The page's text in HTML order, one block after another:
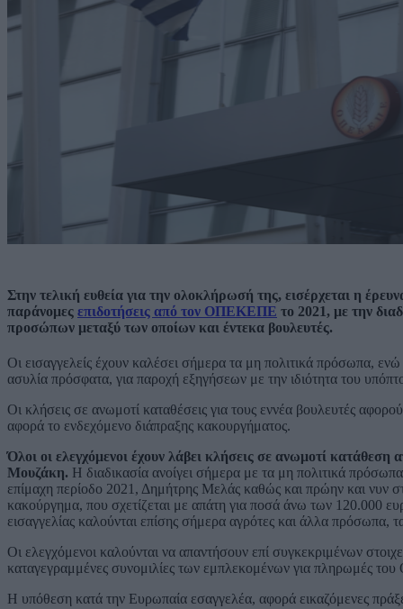
Στην τελική ευθεία για την ολοκλήρωσή της, εισέρχεται η
παράνομες επιδοτήσεις από τον ΟΠΕΚΕΠΕ το 2021, με την
προσώπων μεταξύ των οποίων και έντεκα βουλευτές.
Οι εισαγγελείς έχουν καλέσει σήμερα τα μη πολιτικά πρόσωπα,
ασυλία πρόσφατα, για παροχή εξηγήσεων με την ιδιότητα του
Οι κλήσεις σε ανωμοτί καταθέσεις για τους εννέα βουλευτές
αφορά το ενδεχόμενο διάπραξης κακουργήματος.
Όλοι οι ελεγχόμενοι έχουν λάβει κλήσεις σε ανωμοτί
Μουζάκη. Η διαδικασία ανοίγει σήμερα με τα μη πολιτικά
επίμαχη περίοδο 2021, Δημήτρης Μελάς καθώς και πρώην και νυν
κακούργημα, που σχετίζεται με απάτη για ποσά άνω των 120.000
εισαγγελίας καλούνται επίσης σήμερα αγρότες και άλλα πρόσωπα,
Οι ελεγχόμενοι καλούνται να απαντήσουν επί συγκεκριμένων
καταγεγραμμένες συνομιλίες των εμπλεκομένων για πληρωμές
Η υπόθεση κατά την Ευρωπαία εσαγγελέα, αφορά εικαζόμενες